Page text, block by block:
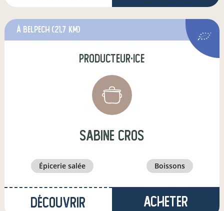
à Belpech (21,7 km)
producteur·ice
sabine cros
épicerie salée boissons
Découvrir Acheter